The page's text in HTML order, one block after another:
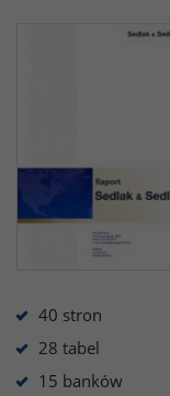
40 stron
28 tabel
15 banków